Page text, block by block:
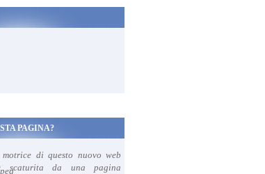
PAGINA?
di questo nuovo web
scaturita da una pagina